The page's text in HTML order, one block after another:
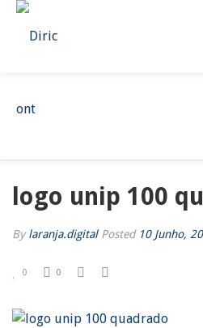
LOGO UNIP 100
logo unip 100
Bylaranja.digital Posted 10 Junho,
0 0